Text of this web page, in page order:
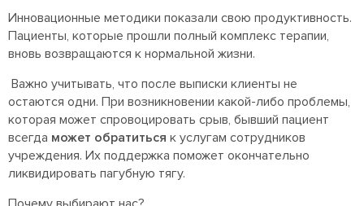
Инновационные методики показали свою продуктивность.
Пациенты, которые прошли полный комплекс терапии,
вновь возвращаются к нормальной жизни.
Важно учитывать, что после выписки клиенты не
остаются одни. При возникновении какой-либо проблемы,
которая может спровоцировать срыв, бывший пациент
всегда может обратиться к услугам сотрудников
учреждения. Их поддержка поможет окончательно
ликвидировать пагубную тягу.